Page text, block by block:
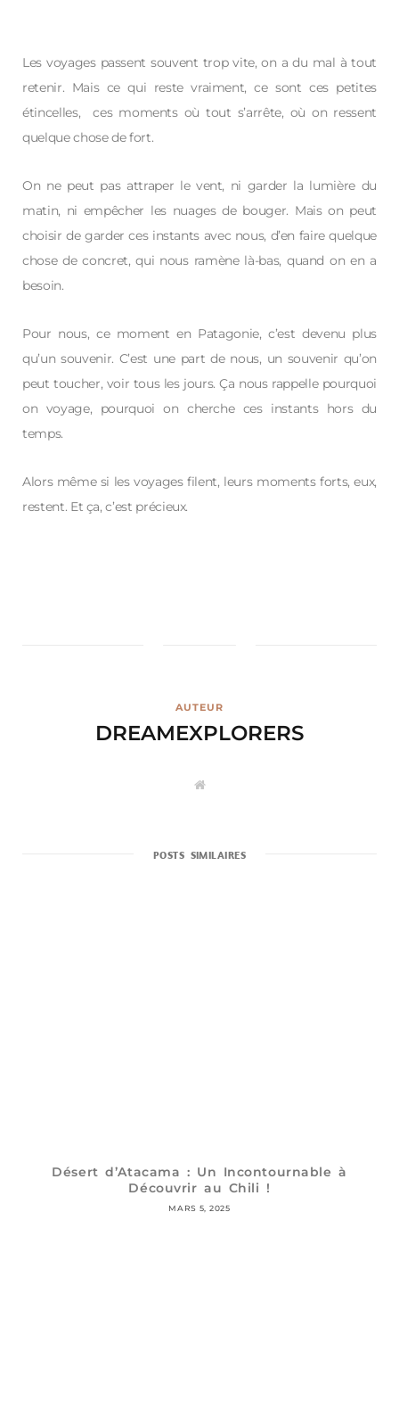
Les voyages passent souvent trop vite, on a du mal à tout
retenir. Mais ce qui reste vraiment, ce sont ces petites
étincelles, ces moments où tout s’arrête, où on ressent
quelque chose de fort.
On ne peut pas attraper le vent, ni garder la lumière du
matin, ni empêcher les nuages de bouger. Mais on peut
choisir de garder ces instants avec nous, d’en faire quelque
chose de concret, qui nous ramène là-bas, quand on en a
besoin.
Pour nous, ce moment en Patagonie, c’est devenu plus
qu’un souvenir. C’est une part de nous, un souvenir qu’on
peut toucher, voir tous les jours. Ça nous rappelle pourquoi
on voyage, pourquoi on cherche ces instants hors du
temps.
Alors même si les voyages filent, leurs moments forts, eux,
restent. Et ça, c’est précieux.
AUTEUR
DREAMEXPLORERS
W
e
POSTS SIMILAIRES
Désert d’Atacama : Un Incontournable à
Découvrir au Chili !
MARS 5, 2025